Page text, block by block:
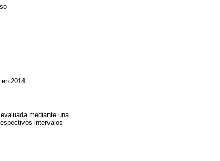
2014.
mediante una
intervalos